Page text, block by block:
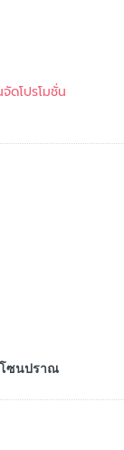
โปรโมชั่น
ซนปราณ